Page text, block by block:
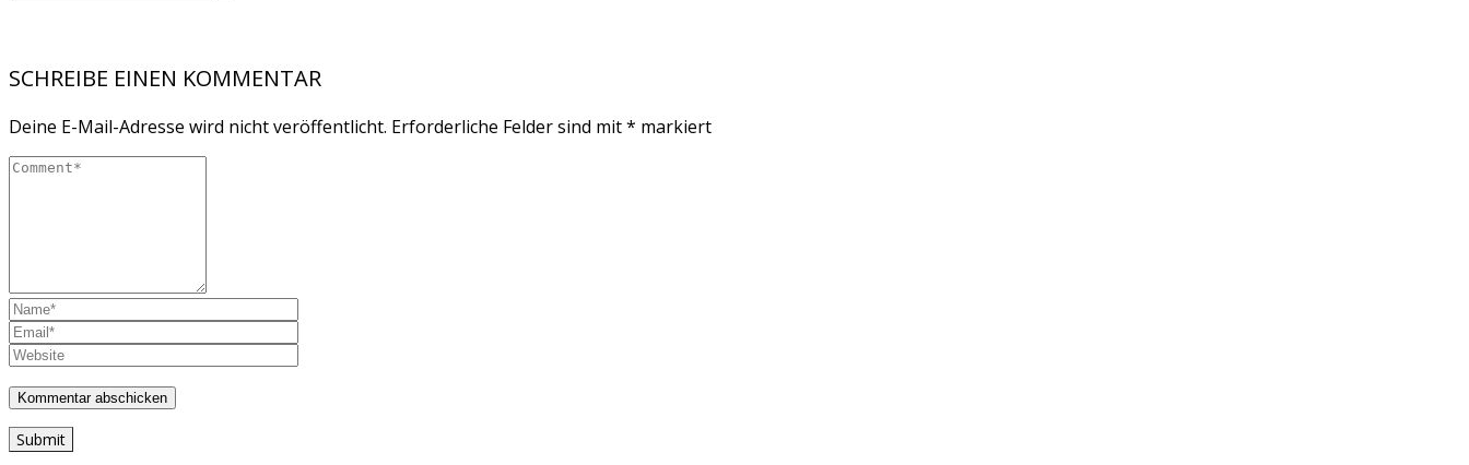
SCHREIBE EINEN KOMMENTAR
Deine E-Mail-Adresse wird nicht veröffentlicht. Erforderliche Felder sind mit* markiert
Submit